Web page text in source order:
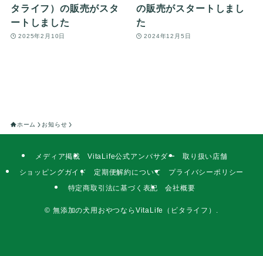
タライフ）の販売がスタ
ートしました
2025年2月10日
の販売がスタートしまし
た
2024年12月5日
ホーム お知らせ
メディア掲載 VitaLife公式アンバサダー
取り扱い店舗
ショッピングガイド
定期便解約について
プライバシーポリシー
特定商取引法に基づく表記
会社概要
© 無添加の犬用おやつならVitaLife（ビタライフ）.